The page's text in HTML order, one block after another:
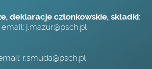
deklaracje członkowskie, składki:
email: j.mazur@psch.pl
r.smuda@psch.pl